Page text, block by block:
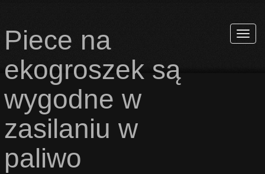
Piece na
ekogroszek są
wygodne w
zasilaniu w
paliwo